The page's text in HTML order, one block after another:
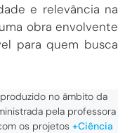
e relevância na
obra envolvente
para quem busca
no âmbito da
pela professora
os projetos +Ciência